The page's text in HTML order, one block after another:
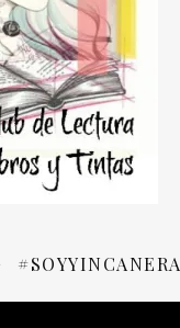
#SOYYINCANERA